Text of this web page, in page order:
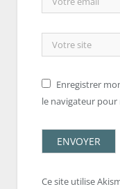
Enregistrer
le navigateur
Ce site utilise